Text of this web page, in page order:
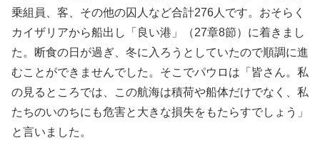
乗組員、客、その他の囚人など合計276人です。おそらく
カイザリアから船出し「良い港」（27章8節）に着きまし
た。断食の日が過ぎ、冬に入ろうとしていたので順調に進
むことができませんでした。そこでパウロは「皆さん。私
の見るところでは、この航海は積荷や船体だけでなく、私
たちのいのちにも危害と大きな損失をもたらすでしょう」
と言いました。